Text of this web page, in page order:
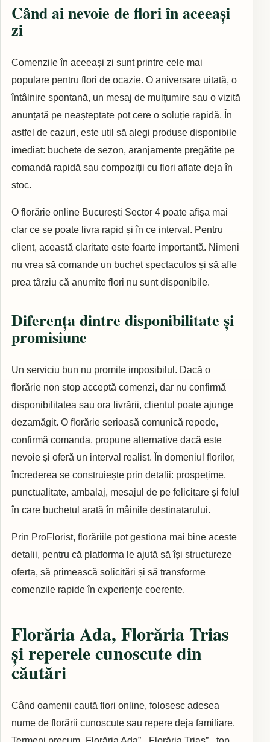
Când ai nevoie de flori în aceeași
zi
Comenzile în aceeași zi sunt printre cele mai
populare pentru flori de ocazie. O aniversare uitată, o
întâlnire spontană, un mesaj de mulțumire sau o vizită
anunțată pe neașteptate pot cere o soluție rapidă. În
astfel de cazuri, este util să alegi produse disponibile
imediat: buchete de sezon, aranjamente pregătite pe
comandă rapidă sau compoziții cu flori aflate deja în
stoc.
O florărie online București Sector 4 poate afișa mai
clar ce se poate livra rapid și în ce interval. Pentru
client, această claritate este foarte importantă. Nimeni
nu vrea să comande un buchet spectaculos și să afle
prea târziu că anumite flori nu sunt disponibile.
Diferența dintre disponibilitate și
promisiune
Un serviciu bun nu promite imposibilul. Dacă o
florărie non stop acceptă comenzi, dar nu confirmă
disponibilitatea sau ora livrării, clientul poate ajunge
dezamăgit. O florărie serioasă comunică repede,
confirmă comanda, propune alternative dacă este
nevoie și oferă un interval realist. În domeniul florilor,
încrederea se construiește prin detalii: prospețime,
punctualitate, ambalaj, mesajul de pe felicitare și felul
în care buchetul arată în mâinile destinatarului.
Prin ProFlorist, florăriile pot gestiona mai bine aceste
detalii, pentru că platforma le ajută să își structureze
oferta, să primească solicitări și să transforme
comenzile rapide în experiențe coerente.
Florăria Ada, Florăria Trias
și reperele cunoscute din
căutări
Când oamenii caută flori online, folosesc adesea
nume de florării cunoscute sau repere deja familiare.